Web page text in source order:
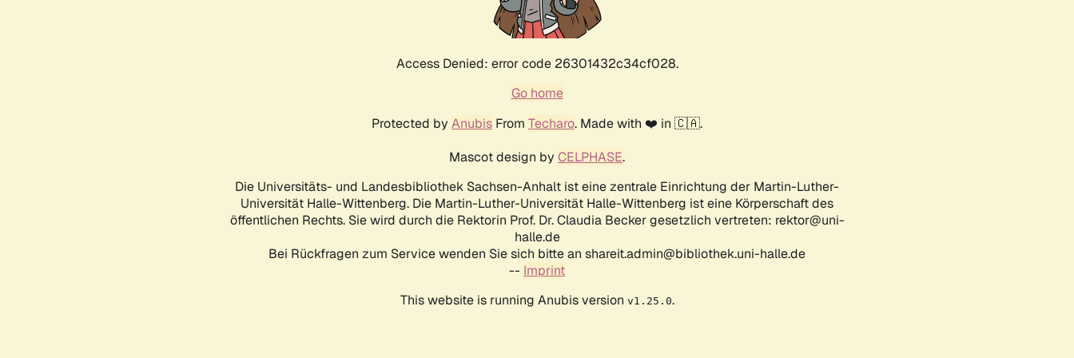
Access Denied: error code 26301432c34cf028.
Go home
Protected by Anubis From Techaro. Made with ❤️ in 🇨🇦.
Mascot design by CELPHASE.
Die Universitäts- und Landesbibliothek Sachsen-Anhalt ist eine zentrale Einrichtung der Martin-Luther-
Universität Halle-Wittenberg. Die Martin-Luther-Universität Halle-Wittenberg ist eine Körperschaft des
öffentlichen Rechts. Sie wird durch die Rektorin Prof. Dr. Claudia Becker gesetzlich vertreten: rektor@uni-
halle.de
Bei Rückfragen zum Service wenden Sie sich bitte an shareit.admin@bibliothek.uni-halle.de
-- Imprint
This website is running Anubis version v1.25.0.